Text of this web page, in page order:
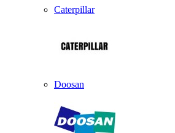
Caterpillar
Doosan